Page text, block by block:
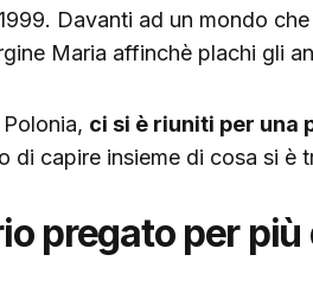
Davanti ad un mondo
Maria affinchè plachi gli
ci si è riuniti per una
di capire insieme di cosa si è
pregato per